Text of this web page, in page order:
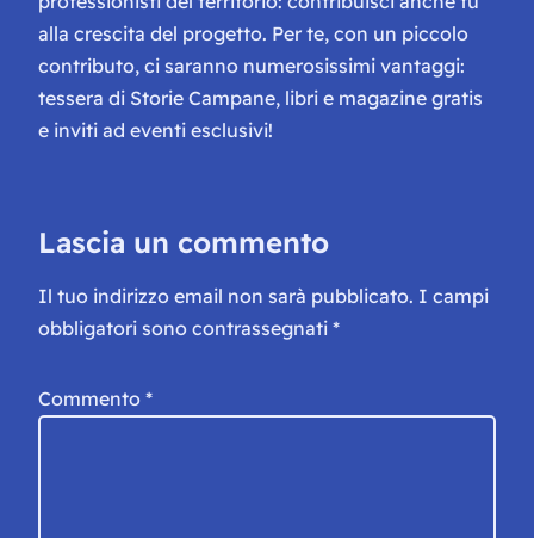
alla crescita del progetto. Per te, con un piccolo
contributo, ci saranno numerosissimi vantaggi:
tessera di Storie Campane, libri e magazine gratis
e inviti ad eventi esclusivi!
Lascia un commento
Il tuo indirizzo email non sarà pubblicato. I campi
obbligatori sono contrassegnati *
Commento *